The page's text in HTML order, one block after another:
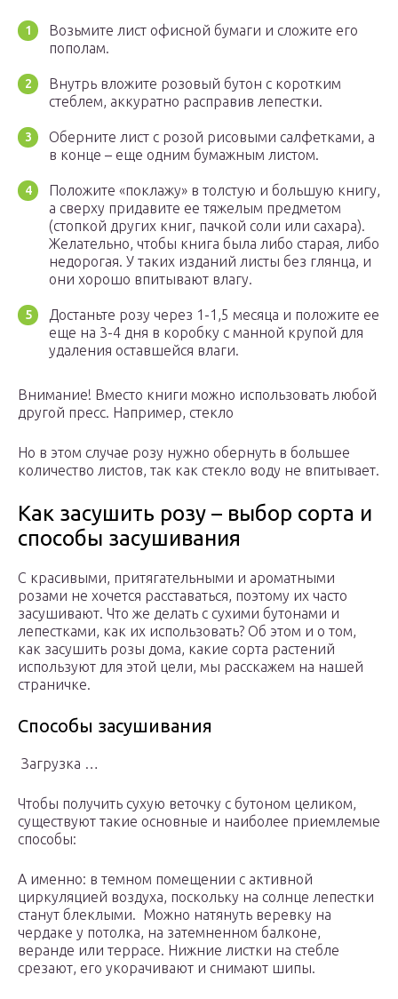
Возьмите лист офисной бумаги и сложите его
пополам.
Внутрь вложите розовый бутон с коротким
стеблем, аккуратно расправив лепестки.
Оберните лист с розой рисовыми салфетками, а
в конце – еще одним бумажным листом.
Положите «поклажу» в толстую и большую книгу,
а сверху придавите ее тяжелым предметом
(стопкой других книг, пачкой соли или сахара).
Желательно, чтобы книга была либо старая, либо
недорогая. У таких изданий листы без глянца, и
они хорошо впитывают влагу.
Достаньте розу через 1-1,5 месяца и положите ее
еще на 3-4 дня в коробку с манной крупой для
удаления оставшейся влаги.
Внимание! Вместо книги можно использовать любой
другой пресс. Например, стекло
Но в этом случае розу нужно обернуть в большее
количество листов, так как стекло воду не впитывает.
Как засушить розу – выбор сорта и
способы засушивания
С красивыми, притягательными и ароматными
розами не хочется расставаться, поэтому их часто
засушивают. Что же делать с сухими бутонами и
лепестками, как их использовать? Об этом и о том,
как засушить розы дома, какие сорта растений
используют для этой цели, мы расскажем на нашей
страничке.
Способы засушивания
Загрузка …
Чтобы получить сухую веточку с бутоном целиком,
существуют такие основные и наиболее приемлемые
способы:
А именно: в темном помещении с активной
циркуляцией воздуха, поскольку на солнце лепестки
станут блеклыми. Можно натянуть веревку на
чердаке у потолка, на затемненном балконе,
веранде или террасе. Нижние листки на стебле
срезают, его укорачивают и снимают шипы.